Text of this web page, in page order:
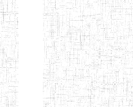
Type
Nature